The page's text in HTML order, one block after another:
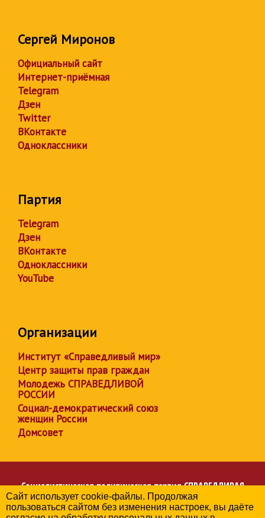
Сергей Миронов
Официальный сайт
Интернет-приёмная
Telegram
Дзен
Twitter
ВКонтакте
Одноклассники
Партия
Telegram
Дзен
ВКонтакте
Одноклассники
YouTube
Организации
Институт «Справедливый мир»
Центр защиты прав граждан
Молодежь СПРАВЕДЛИВОЙ
РОССИИ
Социал-демократический союз
женщин России
Домсовет
Социалистическая политическая партияСПРАВЕДЛИВАЯ
РОССИЯ
Региональное отделение партии в Республике Ингушетия
Сайт использует cookie-файлы. Продолжая
пользоваться сайтом без изменения настроек, вы даёте